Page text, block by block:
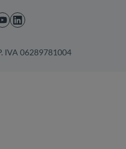
IVA 06289781004